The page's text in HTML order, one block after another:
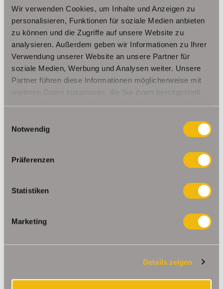
Wir verwenden Cookies, um Inhalte und Anzeigen zu
personalisieren, Funktionen für soziale Medien anbieten
zu können und die Zugriffe auf unsere Website zu
analysieren. Außerdem geben wir Informationen zu Ihrer
Verwendung unserer Website an unsere Partner für
soziale Medien, Werbung und Analysen weiter. Unsere
Partner führen diese Informationen möglicherweise mit
weiteren Daten zusammen, die Sie ihnen bereitgestellt
haben oder die sie im Rahmen Ihrer Nutzung der Dienste
Notwendig
Präferenzen
Statistiken
Marketing
Details zeigen
Elegante & moderne 2 Raumwohnung
SanierteTraumwohnung
Erfurt/ Roter Berg
2 Zimmer | PKW- Stellplatz